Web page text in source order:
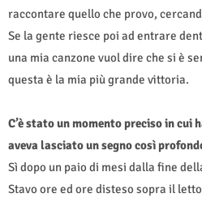
raccontare quello che provo,
Se la gente riesce poi ad entrare
una mia canzone vuol dire che si è
questa è la mia più grande vittoria.
C’è stato un momento preciso in
aveva lasciato un segno così
Sì dopo un paio di mesi dalla fine
Stavo ore ed ore disteso sopra il